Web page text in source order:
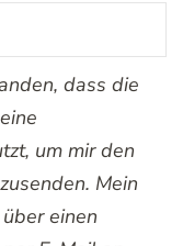
dass die
um mir den
Mein
einen